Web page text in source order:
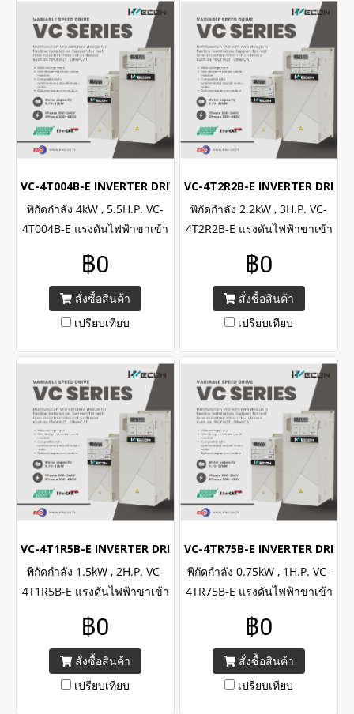
VC-4T004B-E INVERTER DRIVE (3Phase 380VAC / 4kW ,
พิกัดกำลัง 4kW , 5.5H.P. VC-
4T004B-E แรงดันไฟฟ้าขาเข้า
INVERTER VC Series Input 3
Phase 380-480VAC, Power
4kW , 5.5H.P.
฿0
สั่งซื้อสินค้า
เปรียบเทียบ
VC-4T2R2B-E INVERTER
พิกัดกำลัง 2.2kW , 3H.P. VC-
4T2R2B-E แรงดันไฟฟ้าขาเข้า
INVERTER VC Series Input 3
Phase 380-480VAC, Power
2.2kW , 3H.P.
฿0
สั่งซื้อสินค้า
เปรียบเทียบ
VC-4T1R5B-E INVERTER DRIVE (3Phase 380VAC / 1.5kW ,
พิกัดกำลัง 1.5kW , 2H.P. VC-
4T1R5B-E แรงดันไฟฟ้าขาเข้า
INVERTER VC Series Input 3
Phase 380-480VAC, Power
1.5kW , 2H.P.
฿0
สั่งซื้อสินค้า
เปรียบเทียบ
VC-4TR75B-E INVERTER
พิกัดกำลัง 0.75kW , 1H.P. VC-
4TR75B-E แรงดันไฟฟ้าขาเข้า
INVERTER VC Series Input 3
Phase 380-480VAC, Power
0.75kW , 1H.P.
฿0
สั่งซื้อสินค้า
เปรียบเทียบ